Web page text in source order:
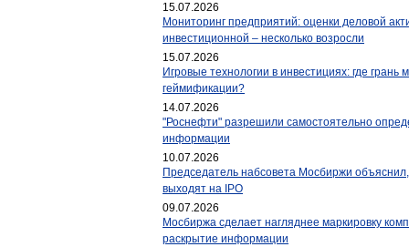
15.07.2026
Мониторинг предприятий: оценки деловой
инвестиционной – несколько возросли
15.07.2026
Игровые технологии в инвестициях: где
геймификации?
14.07.2026
"Роснефти" разрешили самостоятельно
информации
10.07.2026
Председатель набсовета Мосбиржи
выходят на IPO
09.07.2026
Мосбиржа сделает нагляднее маркировку
раскрытие информации